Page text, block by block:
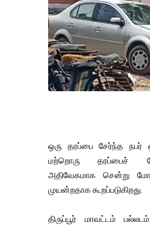
ஒரு தரப்பை சேர்ந்த நபர்
மற்றொரு தரப்பைச்
அதிவேகமாக சென்று
முயன்றதாக கூறப்படுகிறது.
திருப்பூர் மாவட்டம்